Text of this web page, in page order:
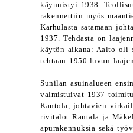
käynnistyi 1938.
rakennettiin myös
Karhulasta satamaan
1937. Tehdasta on
käytön aikana: Aalto oli
tehtaan 1950-luvun
Sunilan asuinalueen
valmistuivat 1937
Kantola, johtavien
rivitalot Rantala ja
apurakennuksia sekä